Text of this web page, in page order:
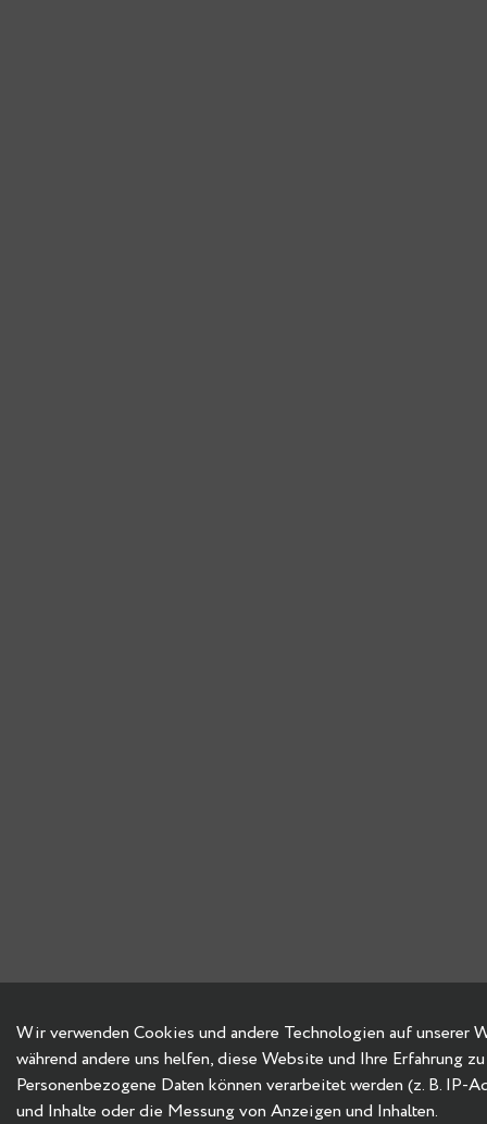
Wir verwenden Cookies und andere Technologien auf unserer
während andere uns helfen, diese Website und Ihre Erfahrung
Personenbezogene Daten können verarbeitet werden (z. B. IP-
und Inhalte oder die Messung von Anzeigen und Inhalten.